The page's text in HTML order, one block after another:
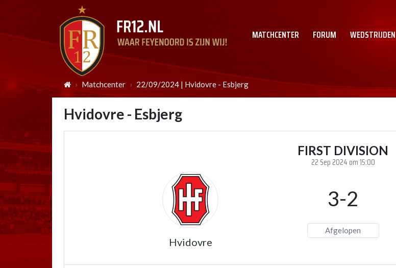
MATCHCENTER FORUM WEDSTRIJDEN
Matchcenter 22/09/2024 | Hvidovre - Esbjerg
Hvidovre - Esbjerg
FIRST DIVISION
22 Sep 2024 om 15:00
Hvidovre
3-2
Afgelopen